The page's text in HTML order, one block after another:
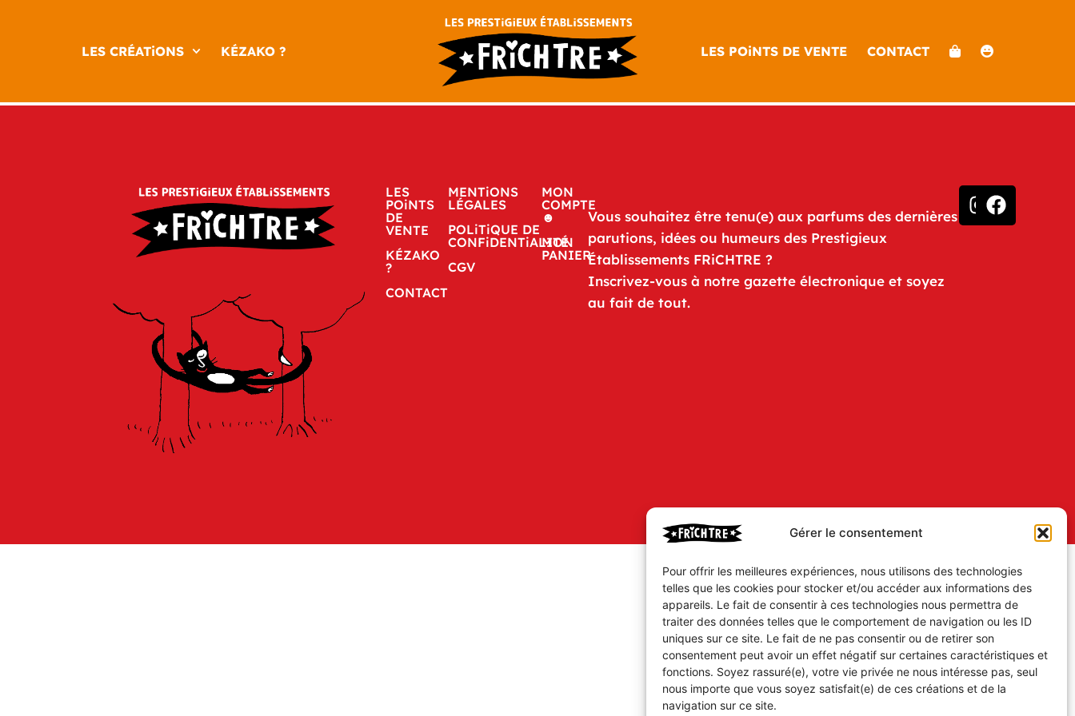
Gérer le consentement
Pour offrir les meilleures expériences, nous utilisons des technologies
telles que les cookies pour stocker et/ou accéder aux informations des
appareils. Le fait de consentir à ces technologies nous permettra de
traiter des données telles que le comportement de navigation ou les ID
uniques sur ce site. Le fait de ne pas consentir ou de retirer son
consentement peut avoir un effet négatif sur certaines caractéristiques et
fonctions. Soyez rassuré(e), votre vie privée ne nous intéresse pas, seul
nous importe que vous soyez satisfait(e) de ces créations et de la
navigation sur ce site.
LES CRÉATiONS KÉZAKO ? LES POiNTS DE VENTE CONTACT
LES
POiNTS
DE
VENTE
KÉZAKO
?
CONTACT
MENTiONS
LÉGALES
POLiTiQUE DE
CONFiDENTiALITÉ
CGV
MON
COMPTE
☻
MON
PANIER
Vous souhaitez être tenu(e) aux parfums des dernières
parutions, idées ou humeurs des Prestigieux
Établissements FRiCHTRE ?
Inscrivez-vous à notre gazette électronique et soyez
au fait de tout.